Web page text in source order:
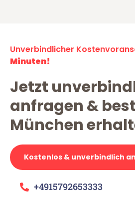
Unverbindlicher
Minuten!
Jetzt
anfragen &
München
Kostenlos & unverbindlich
+4915792653333